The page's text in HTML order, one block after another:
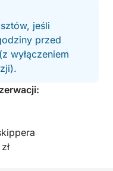
jeśli
przed
wyłączeniem